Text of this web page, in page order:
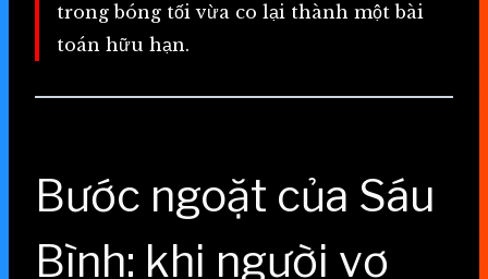
trong bóng tối vừa co lại thành một bài
toán hữu hạn.
Bước ngoặt của Sáu
Bình: khi người vợ